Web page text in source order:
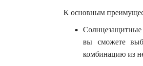
К основным
Солнцезащитные
вы сможете
комбинацию из